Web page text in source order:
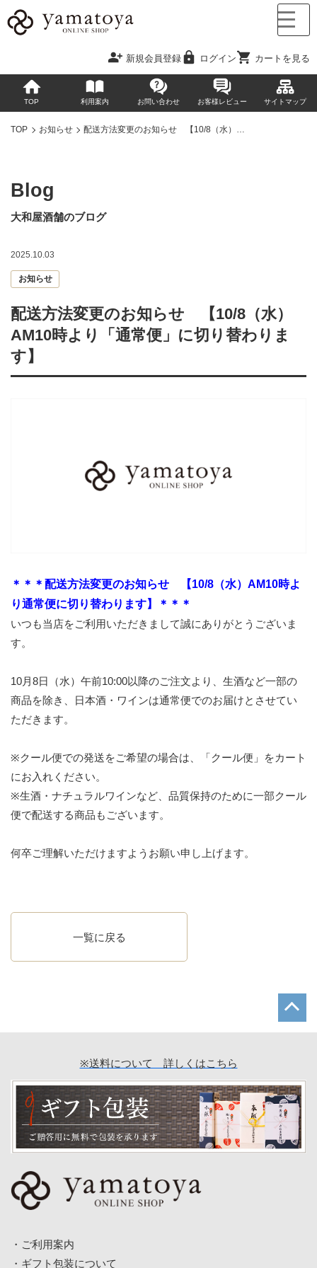
新規会員登録 ログイン カートを見る
TOP 利用案内 お問い合わせ お客様レビュー サイトマップ
TOP お知らせ 配送方法変更のお知らせ 【10/8（水）…
Blog
大和屋酒舗のブログ
2025.10.03
お知らせ
配送方法変更のお知らせ 【10/8（水）
AM10時より「通常便」に切り替わりま
す】
＊＊＊配送方法変更のお知らせ 【10/8（水）AM10時よ
り通常便に切り替わります】＊＊＊
いつも当店をご利用いただきまして誠にありがとうございま
す。
10月8日（水）午前10:00以降のご注文より、生酒など一部の
商品を除き、日本酒・ワインは通常便でのお届けとさせてい
ただきます。
※クール便での発送をご希望の場合は、「クール便」をカート
にお入れください。
※生酒・ナチュラルワインなど、品質保持のために一部クール
便で配送する商品もございます。
何卒ご理解いただけますようお願い申し上げます。
一覧に戻る
※送料について 詳しくはこちら
ご利用案内
ギフト包装について